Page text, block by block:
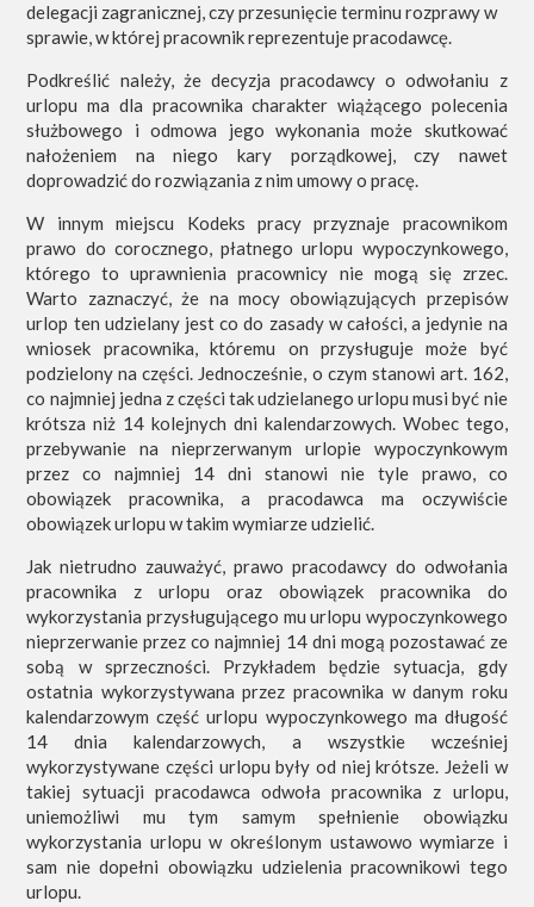
delegacji zagranicznej, czy przesunięcie terminu rozprawy w
sprawie, w której pracownik reprezentuje pracodawcę.
Podkreślić należy, że decyzja pracodawcy o odwołaniu z
urlopu ma dla pracownika charakter wiążącego polecenia
służbowego i odmowa jego wykonania może skutkować
nałożeniem na niego kary porządkowej, czy nawet
doprowadzić do rozwiązania z nim umowy o pracę.
W innym miejscu Kodeks pracy przyznaje pracownikom
prawo do corocznego, płatnego urlopu wypoczynkowego,
którego to uprawnienia pracownicy nie mogą się zrzec.
Warto zaznaczyć, że na mocy obowiązujących przepisów
urlop ten udzielany jest co do zasady w całości, a jedynie na
wniosek pracownika, któremu on przysługuje może być
podzielony na części. Jednocześnie, o czym stanowi art. 162,
co najmniej jedna z części tak udzielanego urlopu musi być nie
krótsza niż 14 kolejnych dni kalendarzowych. Wobec tego,
przebywanie na nieprzerwanym urlopie wypoczynkowym
przez co najmniej 14 dni stanowi nie tyle prawo, co
obowiązek pracownika, a pracodawca ma oczywiście
obowiązek urlopu w takim wymiarze udzielić.
Jak nietrudno zauważyć, prawo pracodawcy do odwołania
pracownika z urlopu oraz obowiązek pracownika do
wykorzystania przysługującego mu urlopu wypoczynkowego
nieprzerwanie przez co najmniej 14 dni mogą pozostawać ze
sobą w sprzeczności. Przykładem będzie sytuacja, gdy
ostatnia wykorzystywana przez pracownika w danym roku
kalendarzowym część urlopu wypoczynkowego ma długość
14 dnia kalendarzowych, a wszystkie wcześniej
wykorzystywane części urlopu były od niej krótsze. Jeżeli w
takiej sytuacji pracodawca odwoła pracownika z urlopu,
uniemożliwi mu tym samym spełnienie obowiązku
wykorzystania urlopu w określonym ustawowo wymiarze i
sam nie dopełni obowiązku udzielenia pracownikowi tego
urlopu.